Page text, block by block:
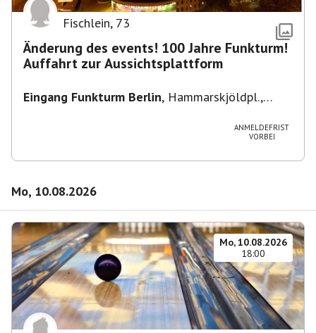
Fischlein, 73
Änderung des events! 100 Jahre Funkturm!
Auffahrt zur Aussichtsplattform
Eingang Funkturm Berlin, Hammarskjöldpl.,
ANMELDEFRIST
VORBEI
Mo, 10.08.2026
Mo, 10.08.2026
18:00